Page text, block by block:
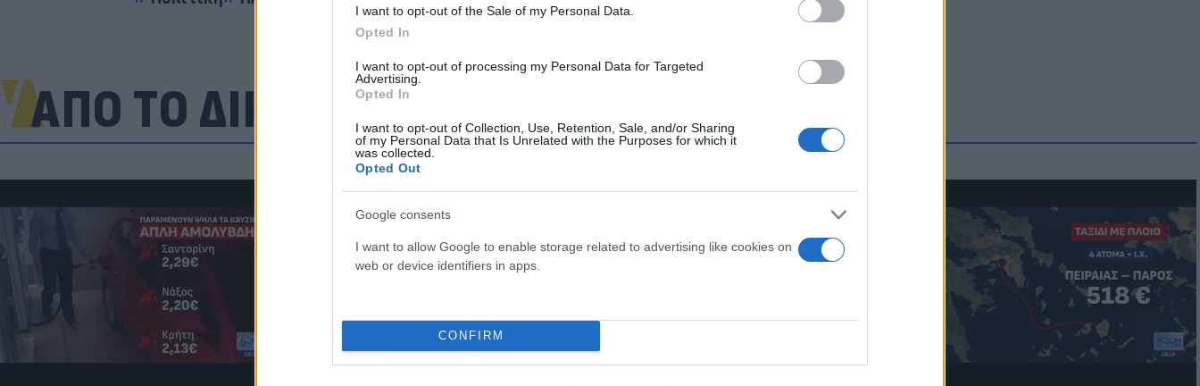
I want to opt-out of the Sale of my Personal Data.
Opted In
I want to opt-out of processing my Personal Data for Targeted
Advertising.
Opted In
I want to opt-out of Collection, Use, Retention, Sale, and/or Sharing
of my Personal Data that Is Unrelated with the Purposes for which it
was collected.
Opted Out
Google consents
I want to allow Google to enable storage related to advertising like cookies on
web or device identifiers in apps.
CONFIRM
ΑΠΟ ΤΟ ΔΙΚΤΥΟ
«Στην pole position για Κωνσταντέλια
η Ντόρτμουντ»
Skin dysmorphia: Όταν η εμμονή με το
«τέλειο» δέρμα αποτελεί πρόβλημα